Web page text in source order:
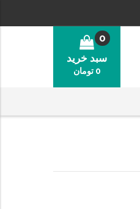
سبد خرید
0
0 تومان